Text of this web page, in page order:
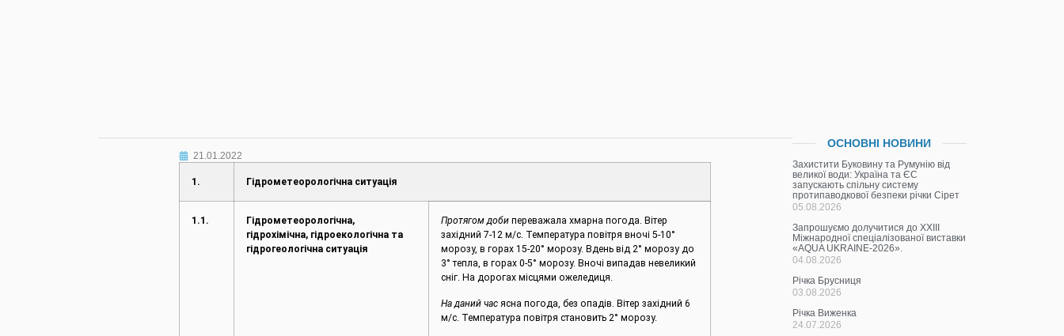
21.01.2022
1. Гідрометеорологічна ситуація
1.1.
Гідрометеорологічна,
гідрохімічна, гідроекологічна та
гідрогеологічна ситуація
Протягом доби переважала хмарна погода. Вітер
західний 7-12 м/с. Температура повітря вночі 5-10°
морозу, в горах 15-20° морозу. Вдень від 2° морозу до
3° тепла, в горах 0-5° морозу. Вночі випадав невеликий
сніг. На дорогах місцями ожеледиця.
На даний час ясна погода, без опадів. Вітер західний 6
м/с. Температура повітря становить 2° морозу.
ОСНОВНІ НОВИНИ
Захистити Буковину та Румунію від
великої води: Україна та ЄС
запускають спільну систему
протипаводкової безпеки річки Сірет
05.08.2026
Запрошуємо долучитися до ХХІІІ
Міжнародної спеціалізованої виставки
«AQUA UKRAINE-2026».
04.08.2026
Річка Брусниця
03.08.2026
Річка Виженка
24.07.2026